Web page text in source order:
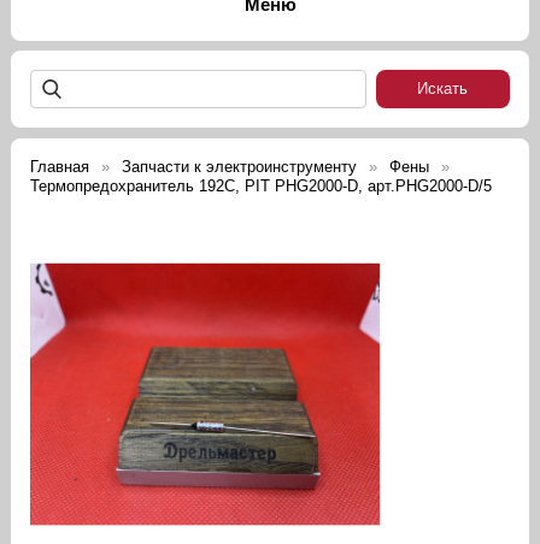
Главная Запчасти к электроинструменту
Фены
Термопредохранитель 192C, PIT PHG2000-D, арт.PHG2000-D/5